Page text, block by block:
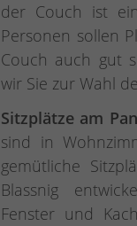
der Couch ist
Personen sollen
Couch auch gut
wir Sie zur Wahl
Sitzplätze am
sind in
gemütliche
Blassnig
Fenster und